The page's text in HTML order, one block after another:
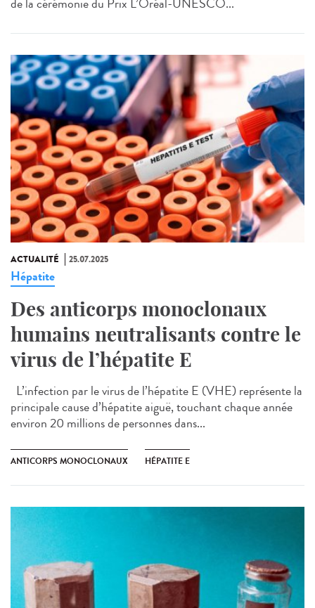
ACTUALITÉ 25.07.2025
Hépatite
Des anticorps monoclonaux
humains neutralisants contre le
virus de l’hépatite E
L’infection par le virus de l’hépatite E (VHE) représente la
principale cause d’hépatite aiguë, touchant chaque année
environ 20 millions de personnes dans...
ANTICORPS MONOCLONAUX HÉPATITE E